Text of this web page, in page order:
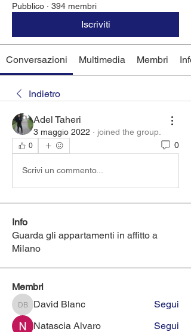
Pubblico · 394 membri
Iscriviti
Conversazioni Multimedia Membri Info
Indietro
Adel Taheri
3 maggio 2022 · joined the group.
0 0
Scrivi un commento...
Info
Guarda gli appartamenti in affitto a
Milano
Membri
David Blanc
David Blanc
Segui
Natascia Alvaro
Segui